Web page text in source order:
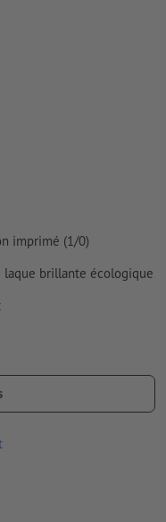
d'impression?
imprimé (1/0)
laque brillante écologique